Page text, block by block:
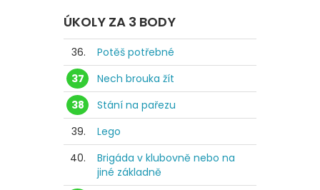
ÚKOLY ZA 3 BODY
36.
Potěš potřebné
37
Nech brouka žít
38
Stání na pařezu
39.
Lego
40.
Brigáda v klubovně nebo na
jiné základně